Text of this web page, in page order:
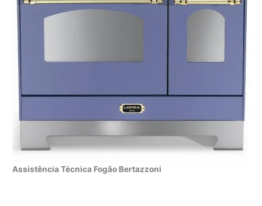
Assistência Técnica Fogão Bertazzoni